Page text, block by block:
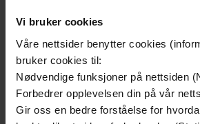
Vi bruker cookies
Våre nettsider benytter cookies
bruker cookies til:
Nødvendige funksjoner på nettsiden
Forbedrer opplevelsen din på vår
Gir oss en bedre forståelse for
EBOK